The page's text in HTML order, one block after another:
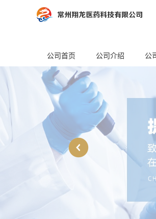
公司首页 公司介绍 公